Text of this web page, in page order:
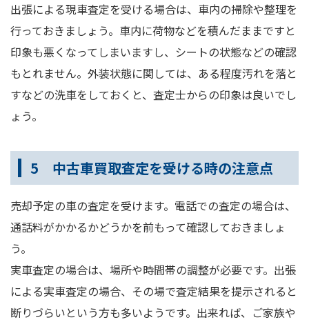
出張による現車査定を受ける場合は、車内の掃除や整理を
行っておきましょう。車内に荷物などを積んだままですと
印象も悪くなってしまいますし、シートの状態などの確認
もとれません。外装状態に関しては、ある程度汚れを落と
すなどの洗車をしておくと、査定士からの印象は良いでし
ょう。
5 中古車買取査定を受ける時の注意点
売却予定の車の査定を受けます。電話での査定の場合は、
通話料がかかるかどうかを前もって確認しておきましょ
う。
実車査定の場合は、場所や時間帯の調整が必要です。出張
による実車査定の場合、その場で査定結果を提示されると
断りづらいという方も多いようです。出来れば、ご家族や